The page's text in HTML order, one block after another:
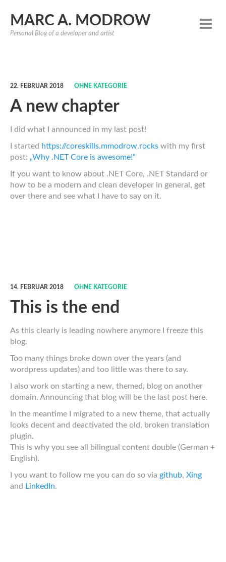
MARC A. MODROW
Personal Blog of a developer and artist
22. FEBRUAR 2018 OHNE KATEGORIE
A new chapter
I did what I announced in my last post!
I started https://coreskills.mmodrow.rocks with my first
post: „Why .NET Core is awesome!“
If you want to know about .NET Core, .NET Standard or
how to be a modern and clean developer in general, get
over there and see what I have to say on it.
14. FEBRUAR 2018 OHNE KATEGORIE
This is the end
As this clearly is leading nowhere anymore I freeze this
blog.
Too many things broke down over the years (and
wordpress updates) and too little was there to say.
I also work on starting a new, themed, blog on another
domain. Announcing that blog will be the last post here.
In the meantime I migrated to a new theme, that actually
looks decent and deactivated the old, broken translation
plugin.
This is why you see all bilingual content double (German +
English).
I you want to follow me you can do so via github, Xing
and LinkedIn.